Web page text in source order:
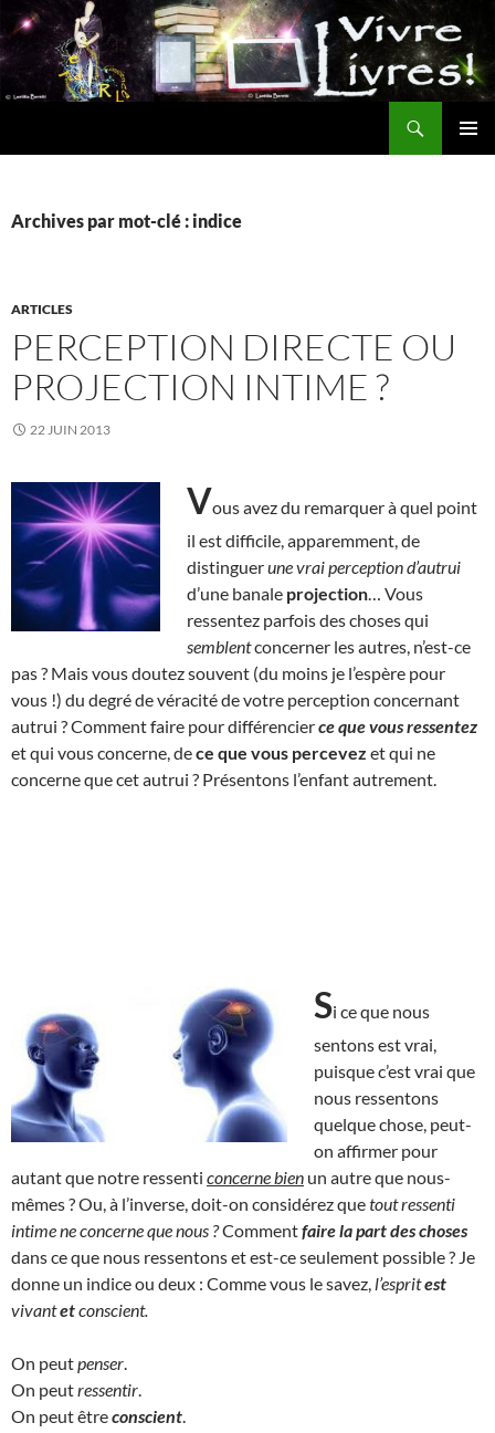
Aller
au
contenu
Archives par mot-clé : indice
ARTICLES
PERCEPTION DIRECTE OU
PROJECTION INTIME ?
22 JUIN 2013
Vous avez du remarquer à quel point
il est difficile, apparemment, de
distinguerune vrai perception d’autrui
d’une banale projection … Vous
ressentez parfois des choses qui
semblentconcerner les autres, n’est-ce
pas ? Mais vous doutez souvent (du moins je l’espère pour
vous !) du degré de véracité de votre perception concernant
autrui ? Comment faire pour différencierce que vous ressentez
et qui vous concerne, dece que vous percevez et qui ne
concerne que cet autrui ? Présentons l’enfant autrement.
Si ce que nous
sentons est vrai,
puisque c’est vrai que
nous ressentons
quelque chose, peut-
on affirmer pour
autant que notre ressenti concerne bien un autre que nous-
mêmes ? Ou, à l’inverse, doit-on considérez quetout ressenti
intime ne concerne que nous ?Commentfaire la part des choses
dans ce que nous ressentons et est-ce seulement possible ? Je
donne un indice ou deux : Comme vous le savez, l’espritest
vivantetconscient.
On peutpenser
On peutressentir
On peut êtreconscient